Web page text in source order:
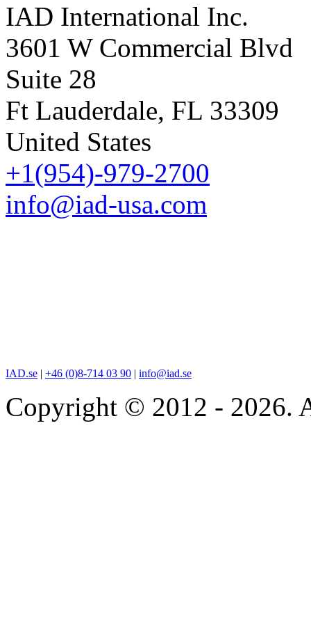
IAD International Inc.
3601 W Commercial Blvd
Suite 28
Ft Lauderdale, FL 33309
United States
+1(954)-979-2700
info@iad-usa.com
IAD.se | +46 (0)8-714 03 90 | info@iad.se
Copyright © 2012 - 2026.